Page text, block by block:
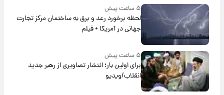
۵ ساعت پیش
لحظه برخورد رعد و برق به ساختمان مرکز تجارت
جهانی در آمریکا + فیلم
۵ ساعت پیش
برای اولین بار؛ انتشار تصاویری از رهبر جدید
انقلاب/ویدیو